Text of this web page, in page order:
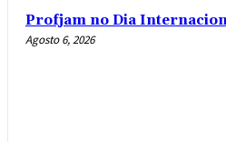
Profjam no Dia
Agosto 6, 2026